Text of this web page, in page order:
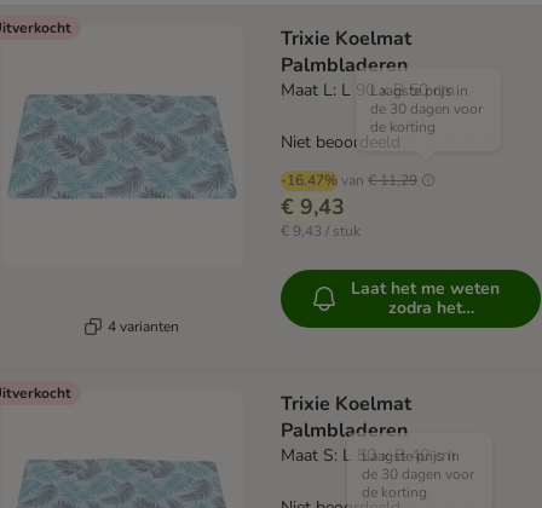
4 varianten
Trixie Koelmat
Palmbladeren
Maat L: L 90 x B 50 cm
-16.47%van € 11,29
Laagste prijs in
de 30 dagen voor
de korting
€ 9,43
€ 9,43 / stuk
Niet beoordeeld
Laat het me weten
zodra het
beschikbaar is
Trixie Koelmat
Palmbladeren
Maat S: L 50 x B 40 cm
Laagste prijs in
de 30 dagen voor
de korting